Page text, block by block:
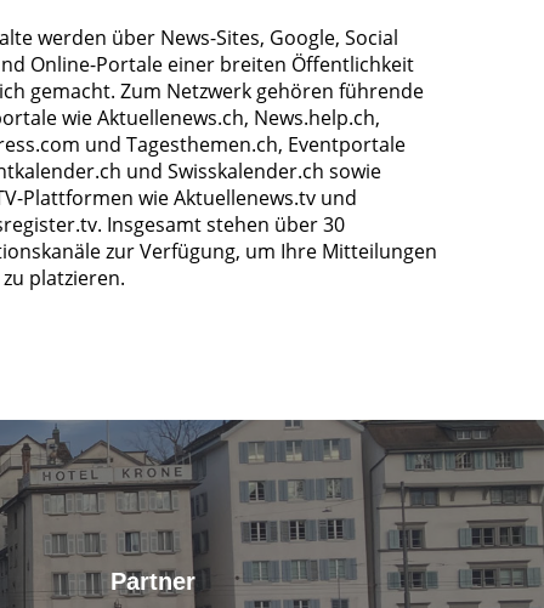
werden über News-Sites, Google, Social
Online-Portale einer breiten Öffentlichkeit
gemacht. Zum Netzwerk gehören führende
wie Aktuellenews.ch, News.help.ch,
und Tagesthemen.ch, Eventportale
und Swisskalender.ch sowie
Plattformen wie Aktuellenews.tv und
Insgesamt stehen über 30
zur Verfügung, um Ihre Mitteilungen
platzieren.
Partner